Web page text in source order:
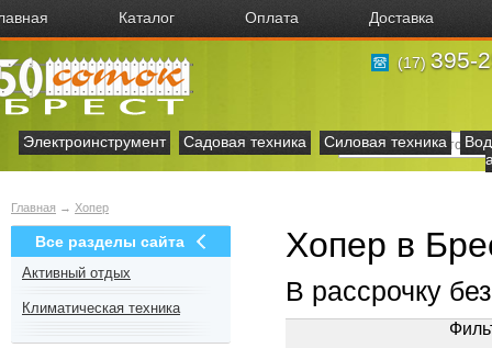
Каталог Оплата Доставка
(17) 395-
Электроинструмент Садовая техника Силовая техника
Главная → Хопер
Все разделы сайта
Активный отдых
Климатическая техника
Хопер в
В рассрочку